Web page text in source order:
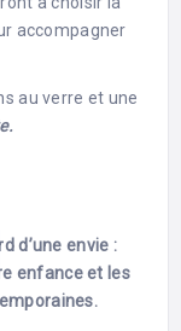
accompagner
au verre et une
d’une envie :
enfance et les